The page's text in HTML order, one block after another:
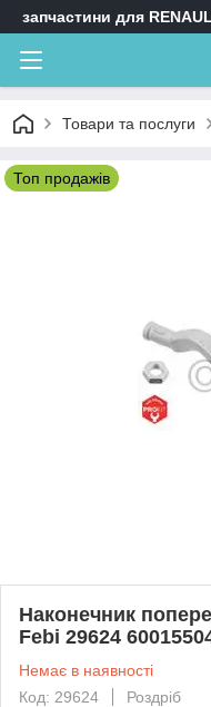
запчастини для
Товари та послуги
Топ продажів
Наконечник
Febi 29624
Немає в наявності
Код: 29624
Роздріб